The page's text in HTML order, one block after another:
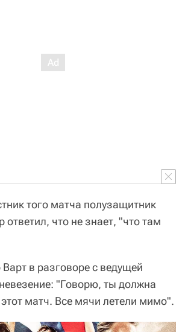
того матча полузащитник
ответил, что не знает, "что там
в разговоре с ведущей
"Говорю, ты должна
матч. Все мячи летели мимо".